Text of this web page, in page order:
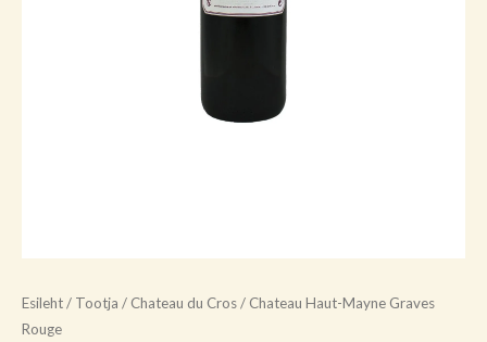
Esileht/ Tootja / Chateau du Cros/ Chateau Haut-Mayne Graves
Rouge